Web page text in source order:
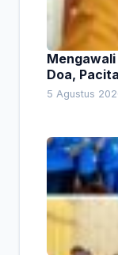
Doa,
Indonesia
5 Agustus